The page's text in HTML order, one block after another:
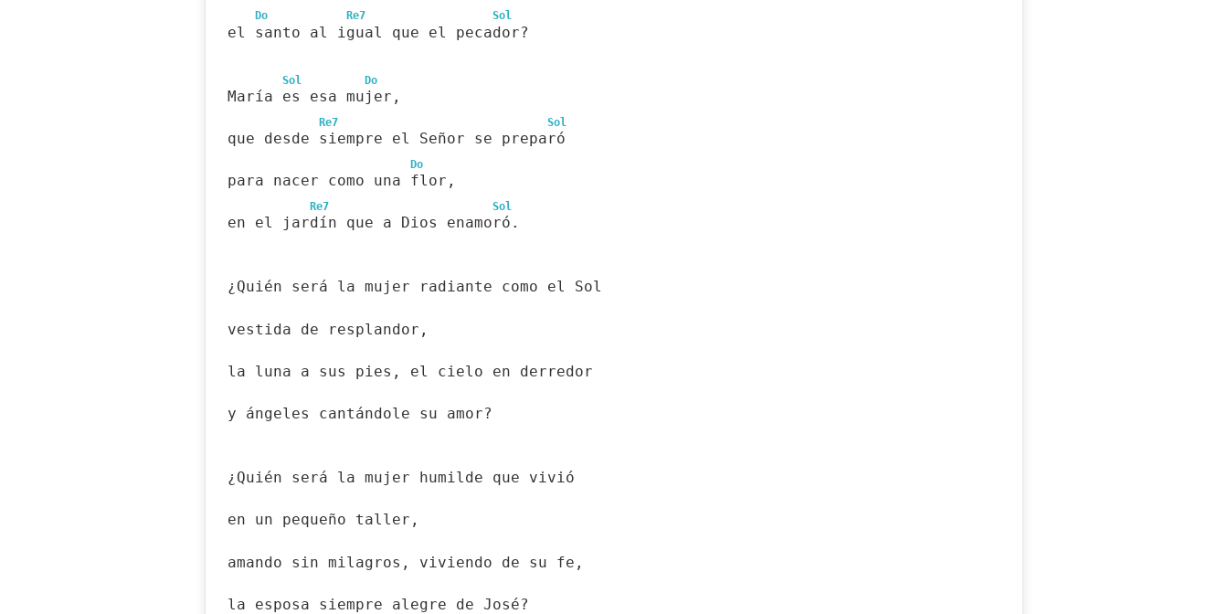
Do Re7 Sol
el santo al igual que el pecador?
Sol Do
María es esa mujer,
Re7 Sol
que desde siempre el Señor se preparó
Do
para nacer como una flor,
Re7 Sol
en el jardín que a Dios enamoró.
¿Quién será la mujer radiante como el Sol
vestida de resplandor,
la luna a sus pies, el cielo en derredor
y ángeles cantándole su amor?
¿Quién será la mujer humilde que vivió
en un pequeño taller,
amando sin milagros, viviendo de su fe,
la esposa siempre alegre de José?